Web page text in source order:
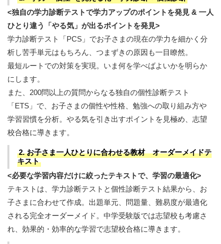
<独自の学力診断テストで学力アップのポイントを発見 & 一人
ひとり違う「やる気」が出るポイントを発見>
学力診断テスト「PCS」でお子さまの現在の学力を細かく分
析し苦手単元はもちろん、つまずきの原因も一目瞭然。
最短ルートでの対策を実現。いま何を学べばよいかを明らか
にします。
また、200問以上の質問からなる独自の個性診断テスト
「ETS」で、お子さまの個性や性格、勉強への取り組み方や
学習習慣を分析。やる気を引き出すポイントを見極め、志望
校合格に導きます。
2. お子さま一人ひとりに合わせる教材 オーダーメイドテ
キスト
<必要な学習内容だけに絞ったテキストで、学習の最適化>
テキストは、学力診断テストと個性診断テスト結果から、お
子さまに合わせて作成。出題単元、問題量、難易度が最適化
される完全オーダーメイド。中学受験版では志望校も考慮さ
れ、効果的・効率的な学習で志望校合格に導きます。